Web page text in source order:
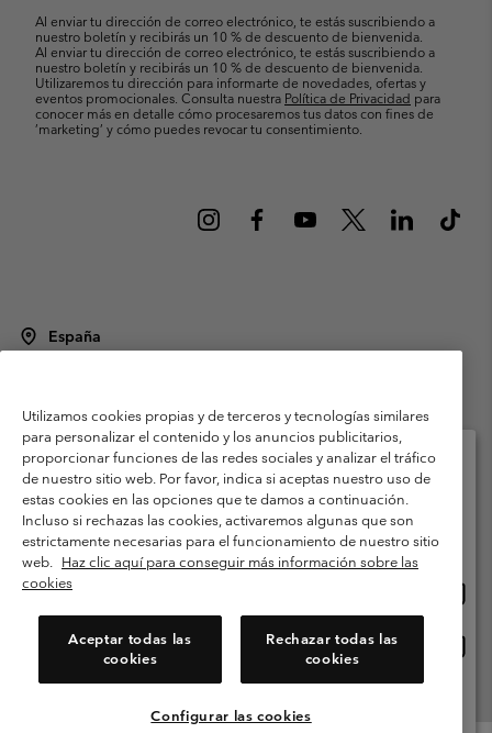
Al enviar tu dirección de correo electrónico, te estás suscribiendo a
nuestro boletín y recibirás un 10 % de descuento de bienvenida.
Al enviar tu dirección de correo electrónico, te estás suscribiendo a
nuestro boletín y recibirás un 10 % de descuento de bienvenida.
Utilizaremos tu dirección para informarte de novedades, ofertas y
eventos promocionales. Consulta nuestra Política de Privacidad para
conocer más en detalle cómo procesaremos tus datos con fines de
’marketing’ y cómo puedes revocar tu consentimiento.
España
Condiciones de uso
Terminos de Venta
Garantía
Política de Privacidad
Términos y condiciones del programa de miembros
Términos De Uso Del Contenido Generado Por Los Usuarios
Impressum
Cookies Public CBCR
Servicio al cliente: Lu. - Vi. de 9:00 a 13:00 y de 14:00 a 18:00
Utilizamos cookies propias y de terceros y tecnologías similares
para personalizar el contenido y los anuncios publicitarios,
proporcionar funciones de las redes sociales y analizar el tráfico
de nuestro sitio web. Por favor, indica si aceptas nuestro uso de
estas cookies en las opciones que te damos a continuación.
Incluso si rechazas las cookies, activaremos algunas que son
estrictamente necesarias para el funcionamiento de nuestro sitio
web. Haz clic aquí para conseguir más información sobre las
cookies
Aceptar todas las
cookies
Rechazar todas las
cookies
Configurar las cookies
Selecciona tu país e idioma envío
Compras en línea disponibles
línea
España
Ver Todos Los Países